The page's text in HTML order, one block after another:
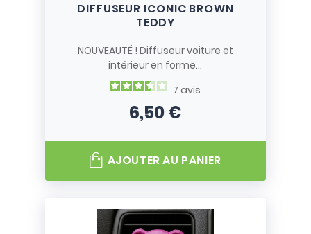
DIFFUSEUR ICONIC BROWN
TEDDY
NOUVEAUTÉ ! Diffuseur voiture et
intérieur en forme...
7avis
Prix
6,50 €
AJOUTER AU PANIER